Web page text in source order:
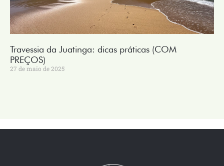
Travessia da Juatinga: dicas práticas (COM
PREÇOS)
27 de maio de 2025